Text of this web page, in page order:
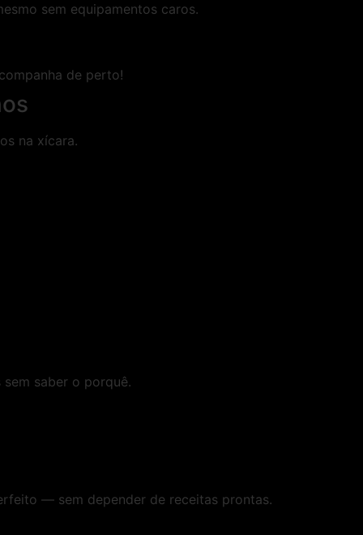
sem equipamentos caros.
de perto!
na xícara.
saber o porquê.
— sem depender de receitas prontas.